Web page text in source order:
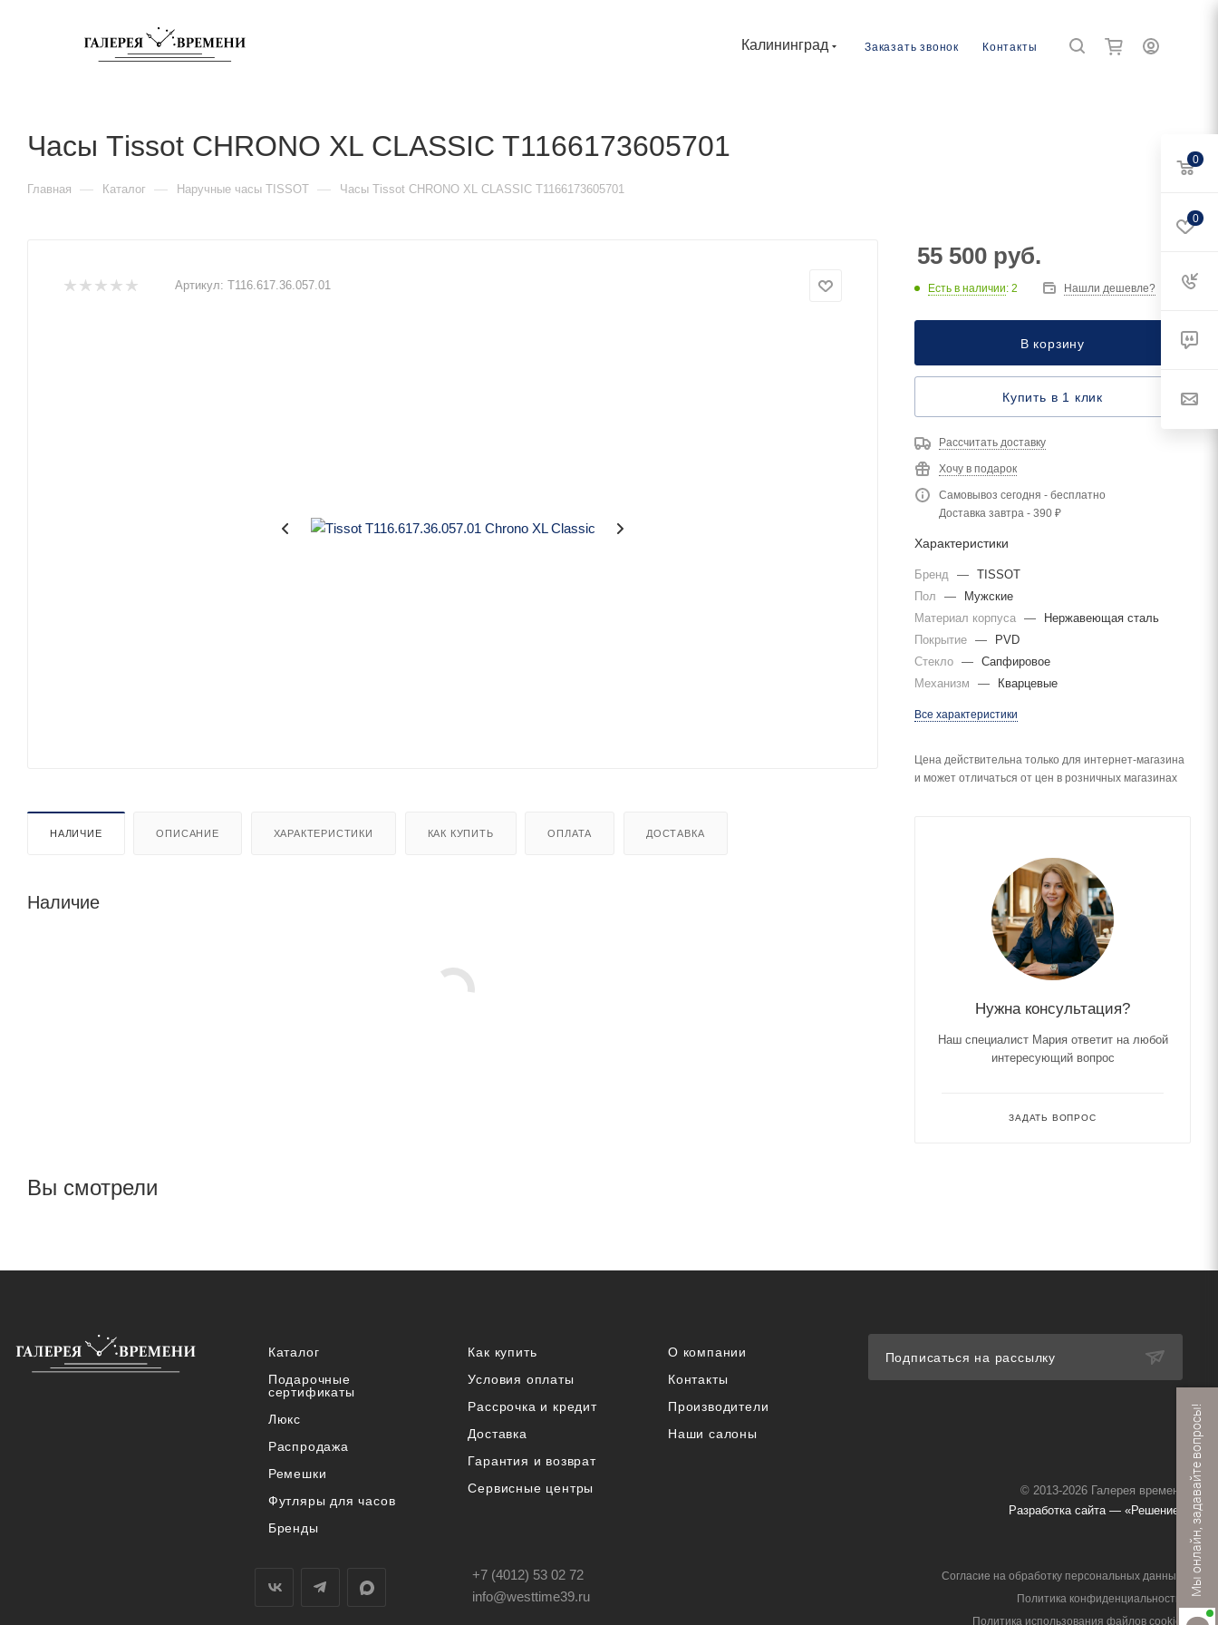
Калининград Заказать звонок Контакты
Часы Тissot CHRONO XL CLASSIC T1166173605701
Главная — Каталог — Наручные часы TISSOT — Часы Тissot CHRONO XL CLASSIC T1166173605701
Артикул: T116.617.36.057.01
НАЛИЧИЕ ОПИСАНИЕ ХАРАКТЕРИСТИКИ КАК КУПИТЬ ОПЛАТА ДОСТАВКА
Наличие
55 500 руб.
Есть в наличии: 2 Нашли дешевле?
В корзину
Купить в 1 клик
Рассчитать доставку
Хочу в подарок
Самовывоз сегодня - бесплатно
Доставка завтра - 390 ₽
Характеристики
Бренд — TISSOT
Пол
—
Мужские
Материал корпуса —
Нержавеющая сталь
Покрытие —
PVD
Стекло — Сапфировое
Механизм
— Кварцевые
Все характеристики
Цена действительна только для интернет-магазина
и может отличаться от цен в розничных магазинах
Нужна консультация?
Наш специалист Мария ответит на любой
интересующий вопрос
ЗАДАТЬ ВОПРОС
Вы смотрели
Каталог
Подарочные
сертификаты
Люкс
Распродажа
Ремешки
Футляры для часов
Бренды
Как купить
Условия оплаты
Рассрочка и кредит
Доставка
Гарантия и возврат
Сервисные центры
О компании
Контакты
Производители
Наши салоны
Подписаться на рассылку
© 2013-2026 Галерея времени
Разработка сайта — «Решение»
+7 (4012) 53 02 72
info@westtime39.ru
Согласие на обработку персональных данных
Политика конфиденциальности
Политика использования файлов cookie
0
0
Мы онлайн, задавайте вопросы!